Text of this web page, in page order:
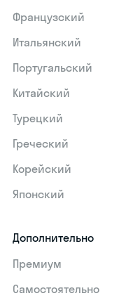
Французский
Итальянский
Португальский
Китайский
Турецкий
Греческий
Корейский
Японский
Дополнительно
Премиум
Самостоятельно